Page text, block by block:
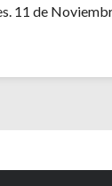
11 de